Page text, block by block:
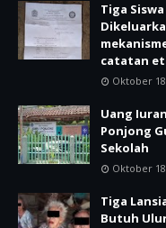
Tiga
catatan
Oktober
Uang
Ponjong
Sekolah
Oktober
Tiga
Butuh